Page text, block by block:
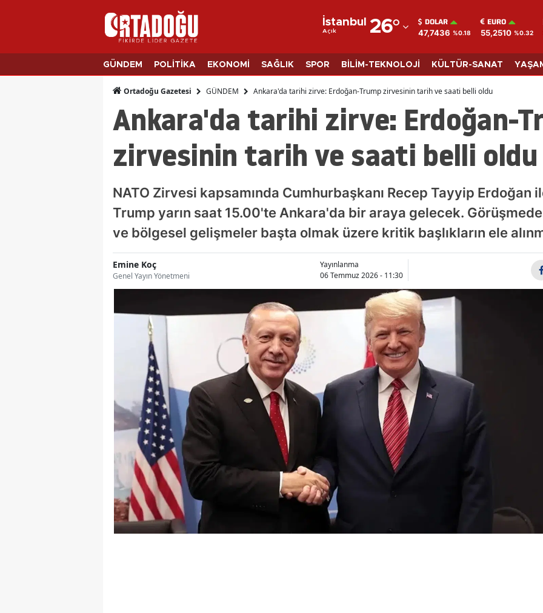
İstanbul
Açık 26°
Adana
Adıyaman
Afyonkarahisar
Ağrı
Ankara
Antalya
Artvin
Aydın
Balıkesir
Bingöl
Burdur
Çanakkale
Denizli
Diyarbakır
DOLAR
47,7436 %0.18
EURO
55,2510 %0.32
GÜNDEM POLİTİKA EKONOMİ SAĞLIK SPOR BİLİM-TEKNOLOJİ KÜLTÜR-SANAT
Ortadoğu Gazetesi GÜNDEM Ankara'da tarihi zirve: Erdoğan-Trump zirvesinin tarih ve saati belli oldu
Ankara'da tarihi zirve: Erdoğan-
zirvesinin tarih ve saati belli oldu
NATO Zirvesi kapsamında Cumhurbaşkanı Recep Tayyip Erdoğan
Trump yarın saat 15.00'te Ankara'da bir araya gelecek.
ve bölgesel gelişmeler başta olmak üzere kritik başlıkların ele
Emine Koç
Genel Yayın Yönetmeni
Yayınlanma
06 Temmuz 2026 - 11:30
CHP Parti binasına
çilingir yardımıyla
girdiler!
Mohamed